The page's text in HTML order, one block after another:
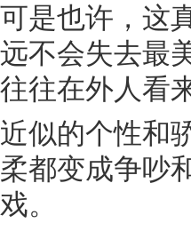
可是也许，这
远不会失去最
往往在外人看
近似的个性和
柔都变成争吵
戏。